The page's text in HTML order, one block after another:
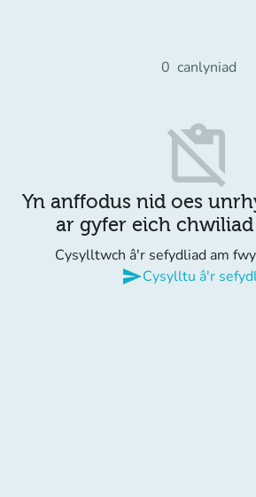
0 canlyniad
content_paste_off
Yn anffodus nid oes
ar gyfer eich
Cysylltwch â'r sefydliad am
sendCysylltu â'r